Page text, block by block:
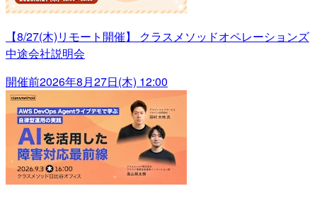
【8/27(木)リモート開催】 クラスメソッドオペレーションズ
中途会社説明会
開催前2026年8月27日(木) 12:00